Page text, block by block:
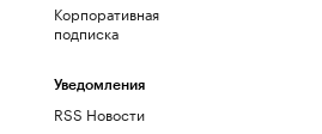
Корпоративная
подписка
Уведомления
RSS Новости